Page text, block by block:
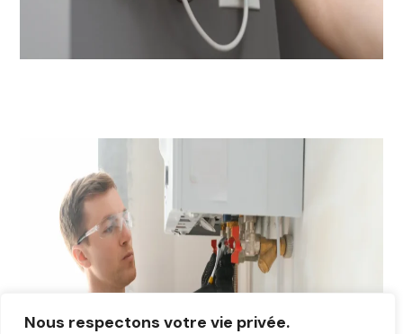
Nous respectons votre vie privée.